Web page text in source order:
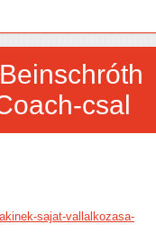
csal
sajat-vallalkozasa-